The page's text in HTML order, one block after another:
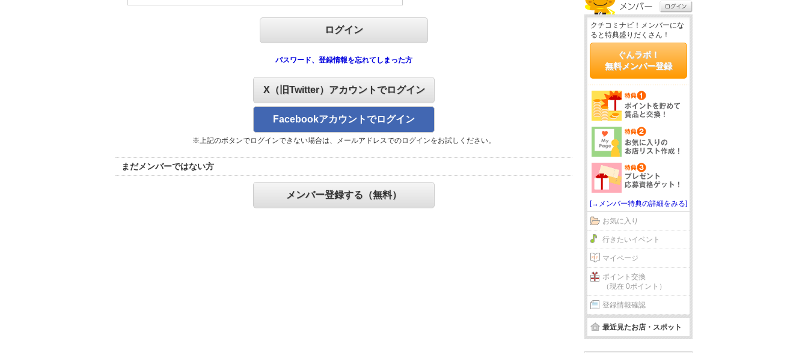
パスワード、登録情報を忘れてしまった方
X（旧Twitter）アカウントでログイン
Facebookアカウントでログイン
※上記のボタンでログインできない場合は、メールアドレスでのログインをお試しください。
まだメンバーではない方
メンバー登録する（無料）
クチコミナビ！メンバーにな
ると特典盛りだくさん！
ぐんラボ！
無料メンバー登録
[→メンバー特典の詳細をみる]
お気に入り
行きたいイベント
マイページ
ポイント交換
（現在 0ポイント）
登録情報確認
最近見たお店・スポット